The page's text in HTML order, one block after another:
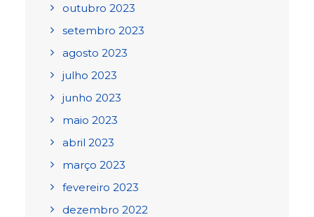
outubro 2023
setembro 2023
agosto 2023
julho 2023
junho 2023
maio 2023
abril 2023
março 2023
fevereiro 2023
dezembro 2022